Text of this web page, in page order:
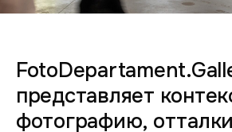
представляет
фотографию,